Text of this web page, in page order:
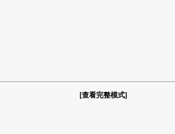
[查看完整模式]